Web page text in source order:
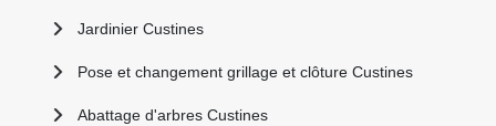
Jardinier Custines
Pose et changement grillage et clôture Custines
Abattage d'arbres Custines